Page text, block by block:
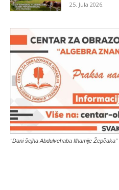
25. Jula 2026.
“Dani šejha Abdulvehaba Ilhamije Žepčaka”